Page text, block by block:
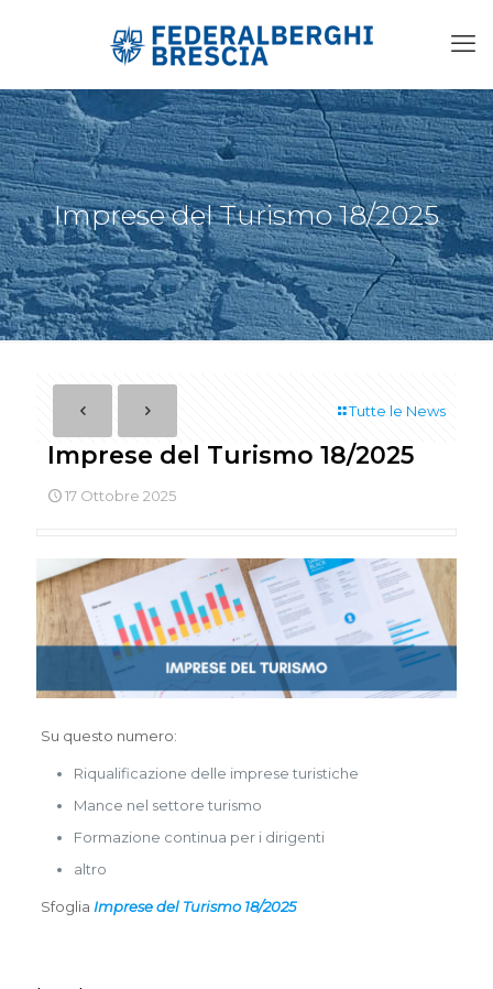
Imprese del Turismo 18/2025
Tutte le News
Imprese del Turismo 18/2025
17 Ottobre 2025
Su questo numero:
Riqualificazione delle imprese turistiche
Mance nel settore turismo
Formazione continua per i dirigenti
altro
Sfoglia Imprese del Turismo 18/2025